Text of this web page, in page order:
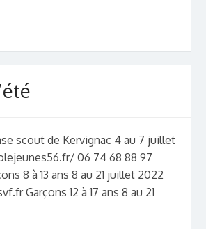
scout de Kervignac 4 au 7 juillet
06 74 68 88 97
8 à 13 ans 8 au 21 juillet 2022
Garçons 12 à 17 ans 8 au 21